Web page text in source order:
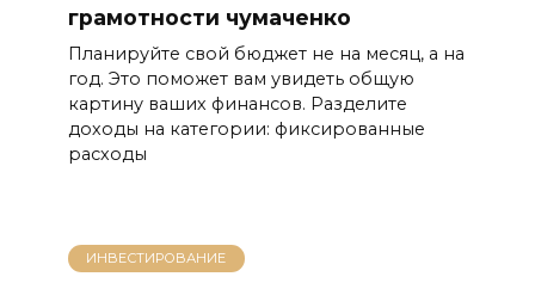
грамотности чумаченко
Планируйте свой бюджет не на месяц, а на
год. Это поможет вам увидеть общую
картину ваших финансов. Разделите
доходы на категории: фиксированные
расходы
ИНВЕСТИРОВАНИЕ